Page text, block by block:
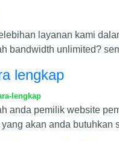
layanan kami
bandwidth unlimited?
lengkap
lengkap
anda pemilik website
akan anda butuhkan